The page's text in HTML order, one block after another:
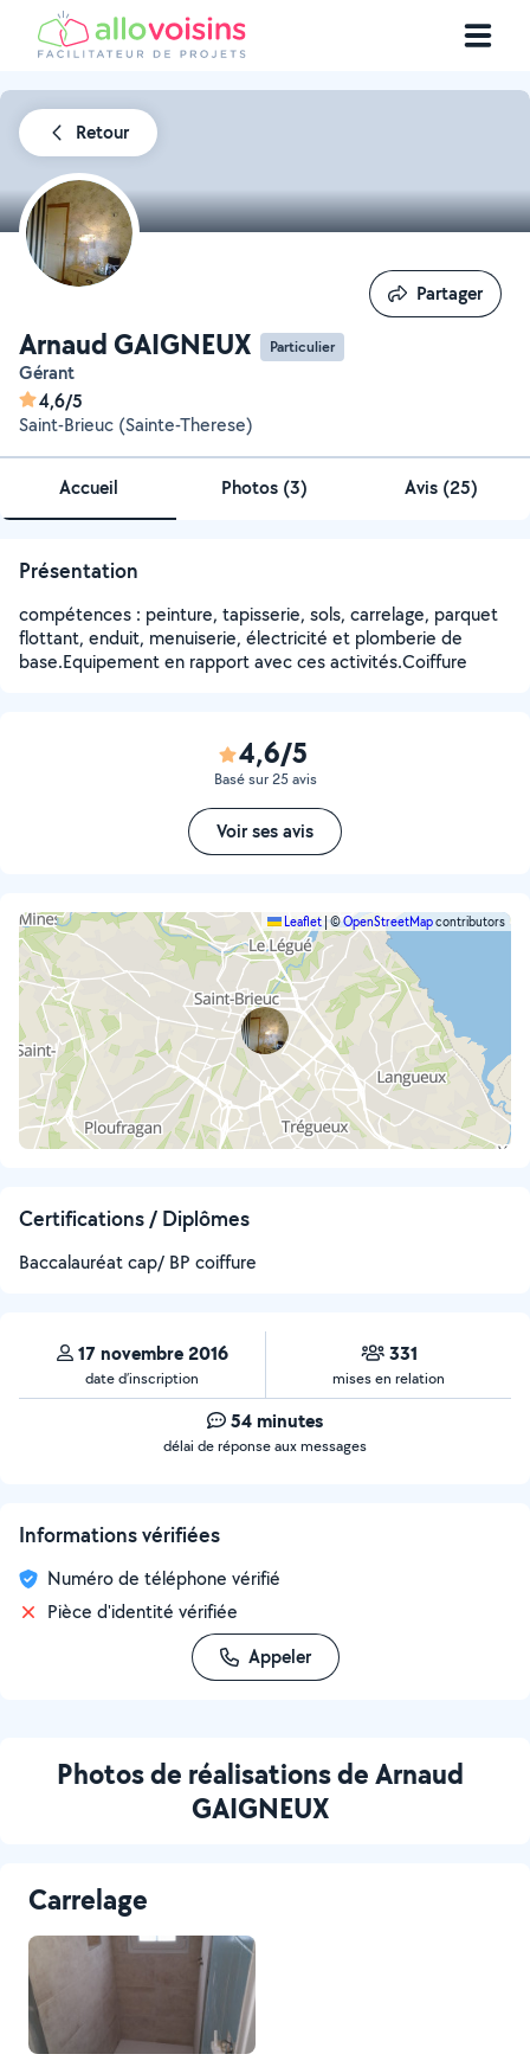
Retour
Arnaud GAIGNEUX Particulier
Gérant
4,6/5
Saint-Brieuc (Sainte-Therese)
Partager
Partager
Accueil Photos (3) Avis (25)
Présentation
compétences : peinture, tapisserie, sols, carrelage, parquet
flottant, enduit, menuiserie, électricité et plomberie de
base.Equipement en rapport avec ces activités.Coiffure
4,6/5
Basé sur 25 avis
Voir ses avis
Leaflet|©OpenStreetMapcontributors
Certifications / Diplômes
Baccalauréat cap/ BP coiffure
17 novembre 2016
date d’inscription
331
mises en relation
54 minutes
délai de réponse aux messages
Informations vérifiées
Numéro de téléphone vérifié
Pièce d'identité vérifiée
Appeler
Photos de réalisations de Arnaud
GAIGNEUX
Carrelage